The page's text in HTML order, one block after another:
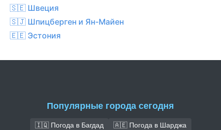
🇸🇪 Швеция
🇸🇯 Шпицберген и Ян-Майен
🇪🇪 Эстония
Популярные города сегодня
🇮🇶 Погода в Багдад
🇦🇪 Погода в Шарджа